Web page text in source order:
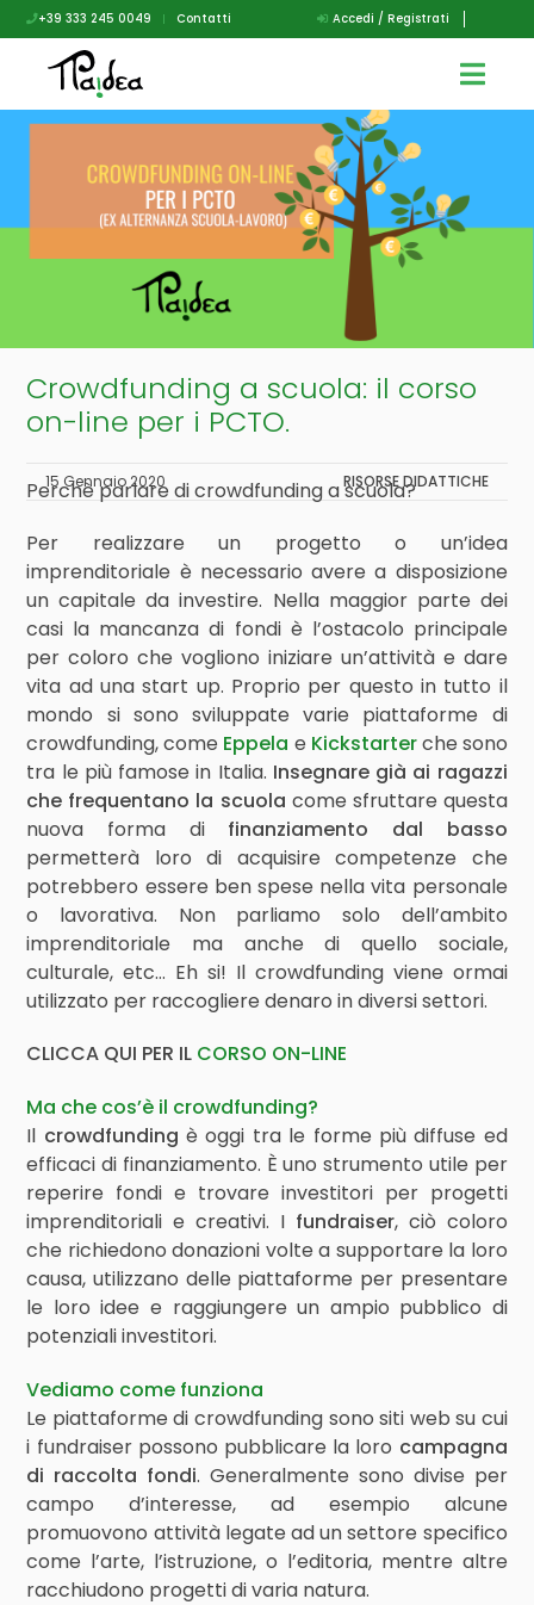
+39 333 245 0049 | Contatti Accedi / Registrati
Crowdfunding a scuola: il corso
on-line per i PCTO.
15 Gennaio 2020 RISORSE DIDATTICHE
Perchè parlare di crowdfunding a scuola?
Per realizzare un progetto o un’idea
imprenditoriale è necessario avere a disposizione
un capitale da investire. Nella maggior parte dei
casi la mancanza di fondi è l’ostacolo principale
per coloro che vogliono iniziare un’attività e dare
vita ad una start up. Proprio per questo in tutto il
mondo si sono sviluppate varie piattaforme di
crowdfunding, come Eppela e Kickstarterche sono
tra le più famose in Italia. Insegnare già ai ragazzi
che frequentano la scuola come sfruttare questa
nuova forma difinanziamento dal basso
permetterà loro di acquisire competenze che
potrebbero essere ben spese nella vita personale
o lavorativa. Non parliamo solo dell’ambito
imprenditoriale ma anche di quello sociale,
culturale, etc… Eh si! Il crowdfunding viene ormai
utilizzato per raccogliere denaro in diversi settori.
CLICCA QUI PER IL CORSO ON-LINE
Ma che cos’è il crowdfunding?
Il crowdfunding è oggi tra le forme più diffuse ed
efficaci di finanziamento. È uno strumento utile per
reperire fondi e trovare investitori per progetti
imprenditoriali e creativi. I fundraiser, ciò coloro
che richiedono donazioni volte a supportare la loro
causa, utilizzano delle piattaforme per presentare
le loro idee e raggiungere un ampio pubblico di
potenziali investitori.
Vediamo come funziona
Le piattaforme di crowdfunding sono siti web su cui
i fundraiser possono pubblicare la loro campagna
di raccolta fondi. Generalmente sono divise per
campo d’interesse, ad esempio alcune
promuovono attività legate ad un settore specifico
come l’arte, l’istruzione, o l’editoria, mentre altre
racchiudono progetti di varia natura.